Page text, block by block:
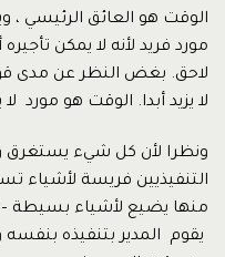
الوقت هو العائق الرئيسي ،
مورد فريد لأنه لا يمكن
لاحق. بغض النظر عن مدى
لا يزيد أبدا. الوقت هو مورد
ونظرا لأن كل شيء يستغرق
التنفيذيين فريسة لأشياء
منها يضيع لأشياء بسيطة
يقوم المدير بتنفيذه بنفسه